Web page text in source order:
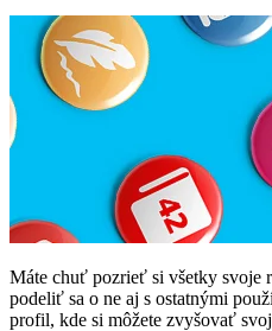
Máte chuť pozrieť si všetky svoje
podeliť sa o ne aj s ostatnými
profil, kde si môžete zvyšovať